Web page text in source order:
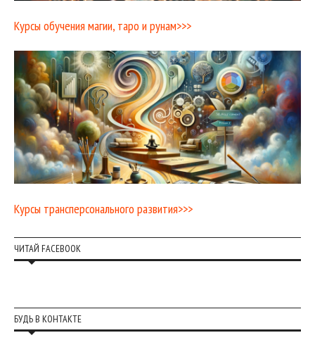
Курсы обучения магии, таро и рунам>>>
Курсы трансперсонального развития>>>
ЧИТАЙ FACEBOOK
БУДЬ В КОНТАКТЕ